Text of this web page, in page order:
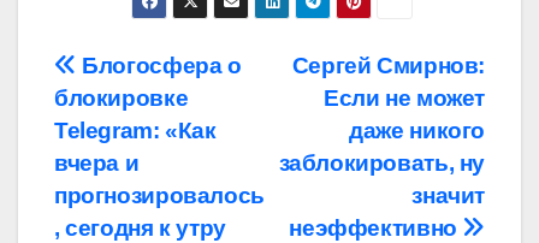
Навигация
по
записям
Сергей Смирнов:
Если не может
даже никого
заблокировать, ну
значит
неэффективно
Блогосфера о
блокировке
Telegram: «Как
вчера и
прогнозировалось
, сегодня к утру